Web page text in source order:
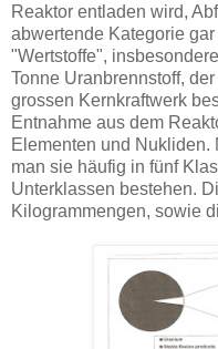
Reaktor entladen wird,
abwertende Kategorie
"Wertstoffe",
Tonne Uranbrennstoff,
grossen Kernkraftwerk
Entnahme aus dem
Elementen und Nukliden.
man sie häufig in fünf
Unterklassen bestehen.
Kilogrammengen, sowie